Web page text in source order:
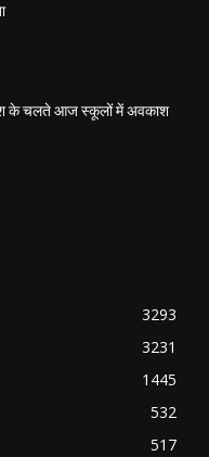
के चलते आज स्कूलों में अवकाश
3293
3231
1445
532
517